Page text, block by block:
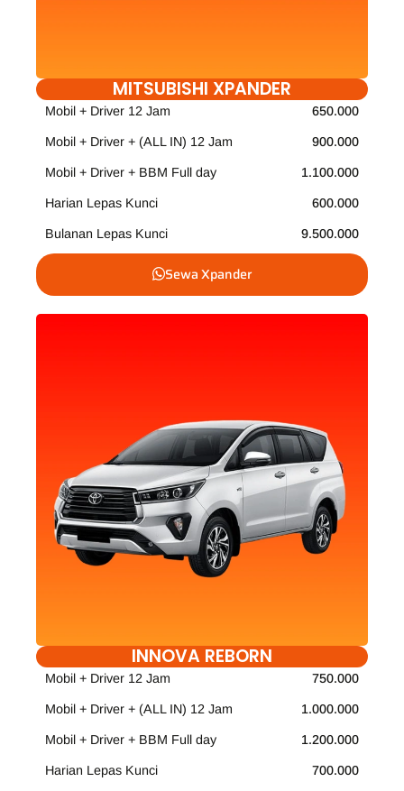
MITSUBISHI XPANDER
Mobil + Driver 12 Jam 650.000
Mobil + Driver + (ALL IN) 12 Jam 900.000
Mobil + Driver + BBM Full day 1.100.000
Harian Lepas Kunci 600.000
Bulanan Lepas Kunci 9.500.000
Sewa Xpander
INNOVA REBORN
Mobil + Driver 12 Jam 750.000
Mobil + Driver + (ALL IN) 12 Jam 1.000.000
Mobil + Driver + BBM Full day 1.200.000
Harian Lepas Kunci 700.000